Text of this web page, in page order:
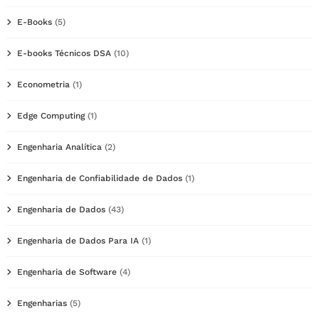
E-Books (5)
E-books Técnicos DSA (10)
Econometria (1)
Edge Computing(1)
Engenharia Analítica (2)
Engenharia de Confiabilidade de Dados (1)
Engenharia de Dados (43)
Engenharia de Dados Para IA (1)
Engenharia de Software (4)
Engenharias (5)